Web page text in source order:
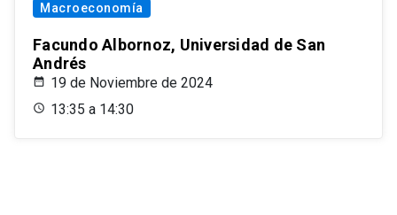
Macroeconomía
Facundo Albornoz, Universidad de San
Andrés
19 de Noviembre de 2024
13:35 a 14:30